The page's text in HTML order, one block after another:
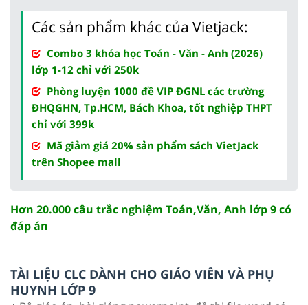
Các sản phẩm khác của Vietjack:
Combo 3 khóa học Toán - Văn - Anh (2026)
lớp 1-12 chỉ với 250k
Phòng luyện 1000 đề VIP ĐGNL các trường
ĐHQGHN, Tp.HCM, Bách Khoa, tốt nghiệp THPT
chỉ với 399k
Mã giảm giá 20% sản phẩm sách VietJack
trên Shopee mall
Hơn 20.000 câu trắc nghiệm Toán,Văn, Anh lớp 9 có
đáp án
TÀI LIỆU CLC DÀNH CHO GIÁO VIÊN VÀ PHỤ
HUYNH LỚP 9